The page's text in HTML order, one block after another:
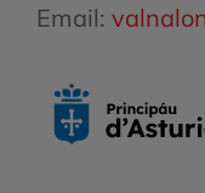
Email: